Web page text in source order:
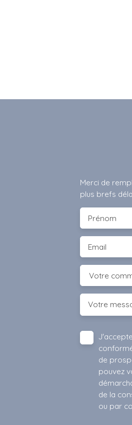
Merci de
plus brefs
Prénom
Email
Votre
Votre
de
pouvez
de la
ou par